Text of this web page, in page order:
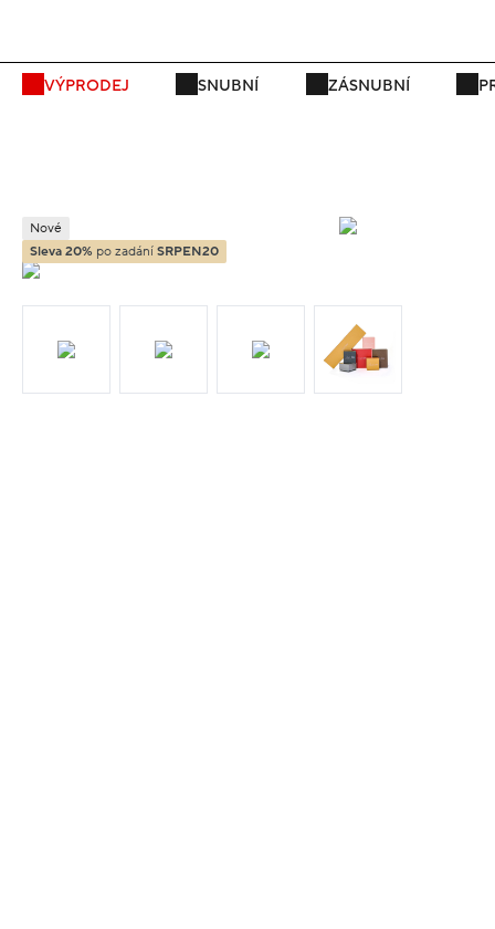
VÝPRODEJ SNUBNÍ ZÁSNUBNÍ
Nové
Sleva 20% po zadání SRPEN20